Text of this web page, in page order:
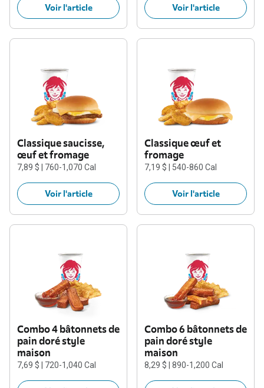
Voir l'article Voir l'article
Classique saucisse,
œuf et fromage
7,89 $ | 760-1,070 Cal
Voir l'article
Classique œuf et
fromage
7,19 $ | 540-860 Cal
Voir l'article
Combo 4 bâtonnets de
pain doré style
maison
7,69 $ | 720-1,040 Cal
Combo 6 bâtonnets de
pain doré style
maison
8,29 $ | 890-1,200 Cal